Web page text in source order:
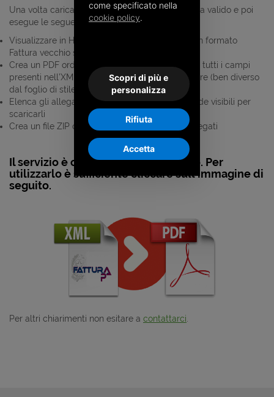
Una volta caricate il sistema verifica che il file sia valido e poi
esegue le seguenti operazioni:
Visualizzare in HTML nella stessa pagina web, in formato
Fattura vecchio stile
Crea un PDF ordinato e schematico a partire da tutti i campi
presenti nell’XML SDI pronto da aprire o scaricare (ben diverso
dal foglio di stile di Sogei).
Elenca gli allegati presenti nell’XML SDI e li rende visibili per
scaricarli
Crea un file ZIP con dentro il file fattura e gli allegati
Il servizio è completamente gratuito. Per
utilizzarlo è sufficiente cliccare sull'immagine di
seguito.
Per altri chiarimenti non esitare a contattarci
come specificato nella
cookie policy.
Scopri di più e
personalizza
Rifiuta
Accetta